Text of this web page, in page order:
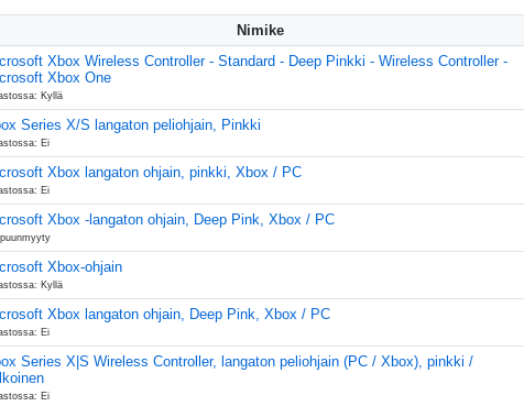
Nimike
Xbox Wireless Controller - Standard - Deep Pinkki - Wireless Controller -
Xbox One
Kyllä
Series X/S langaton peliohjain, Pinkki
Ei
Xbox langaton ohjain, pinkki, Xbox / PC
Ei
Xbox -langaton ohjain, Deep Pink, Xbox / PC
Xbox-ohjain
Kyllä
Xbox langaton ohjain, Deep Pink, Xbox / PC
Ei
Series X|S Wireless Controller, langaton peliohjain (PC / Xbox), pinkki /
Ei